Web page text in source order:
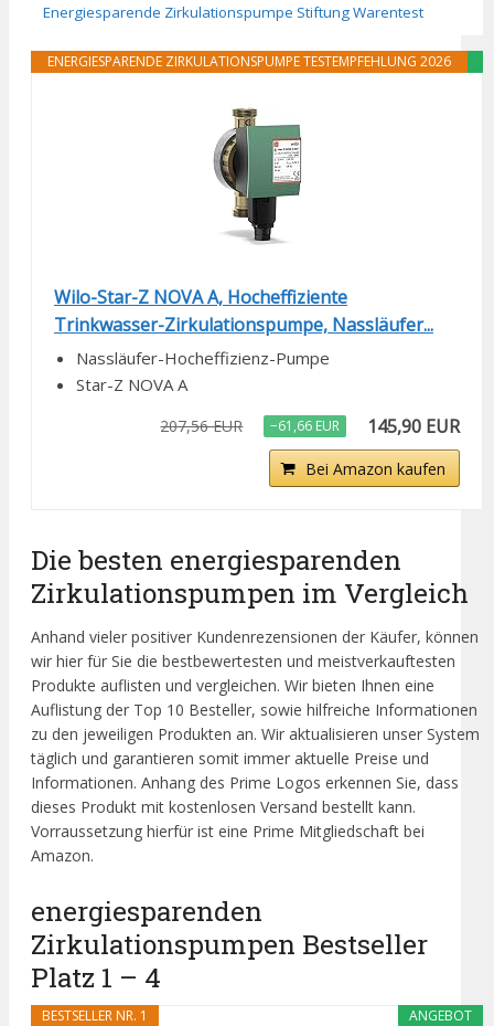
Energiesparende Zirkulationspumpe Stiftung Warentest
ANGEBOT
ENERGIESPARENDE ZIRKULATIONSPUMPE TESTEMPFEHLUNG 2026
Wilo-Star-Z NOVA A, Hocheffiziente
Trinkwasser-Zirkulationspumpe, Nassläufer...
Nassläufer-Hocheffizienz-Pumpe
Star-Z NOVA A
207,56 EUR −61,66 EUR 145,90 EUR
Bei Amazon kaufen
Die besten energiesparenden
Zirkulationspumpen im Vergleich
Anhand vieler positiver Kundenrezensionen der Käufer, können
wir hier für Sie die bestbewertesten und meistverkauftesten
Produkte auflisten und vergleichen. Wir bieten Ihnen eine
Auflistung der Top 10 Besteller, sowie hilfreiche Informationen
zu den jeweiligen Produkten an. Wir aktualisieren unser System
täglich und garantieren somit immer aktuelle Preise und
Informationen. Anhang des Prime Logos erkennen Sie, dass
dieses Produkt mit kostenlosen Versand bestellt kann.
Vorraussetzung hierfür ist eine Prime Mitgliedschaft bei
Amazon.
energiesparenden
Zirkulationspumpen Bestseller
Platz 1 – 4
ANGEBOT
BESTSELLER NR. 1